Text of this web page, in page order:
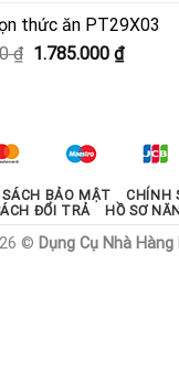
2.000.000 ₫.là:
thức ăn PT29X03
₫ Giá
1.785.000 ₫Giá
BẢO MẬT
CHÍNH
ĐỔI TRẢ
HỒ SƠ
© Dụng Cụ Nhà